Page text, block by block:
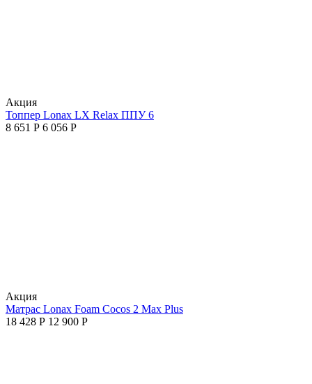
Aкция
Топпер Lonax LX Relax ППУ 6
8 651 Р 6 056 Р
Aкция
Матрас Lonax Foam Cocos 2 Max Plus
18 428 Р 12 900 Р